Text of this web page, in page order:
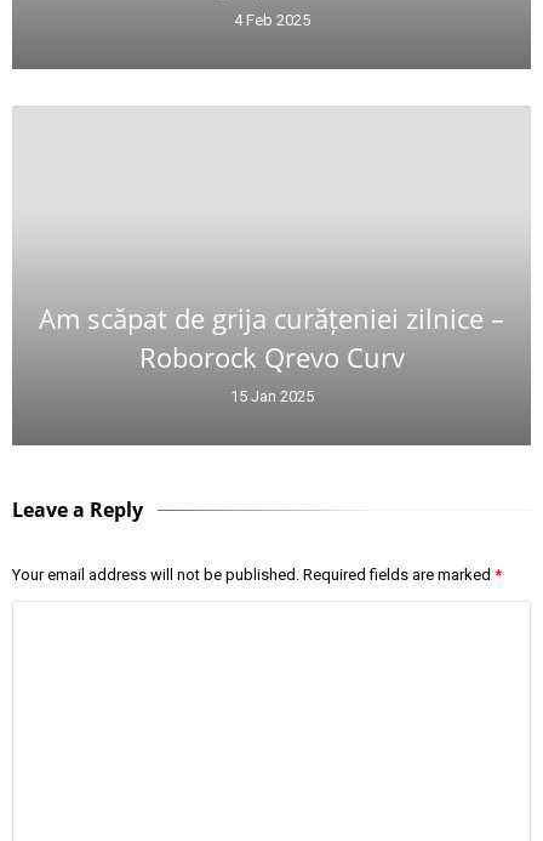
4 Feb 2025
Am scăpat de grija curățeniei zilnice –
Roborock Qrevo Curv
15 Jan 2025
Leave a Reply
Your email address will not be published. Required fields are marked *